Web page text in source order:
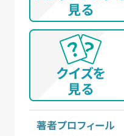
著者プロフィール